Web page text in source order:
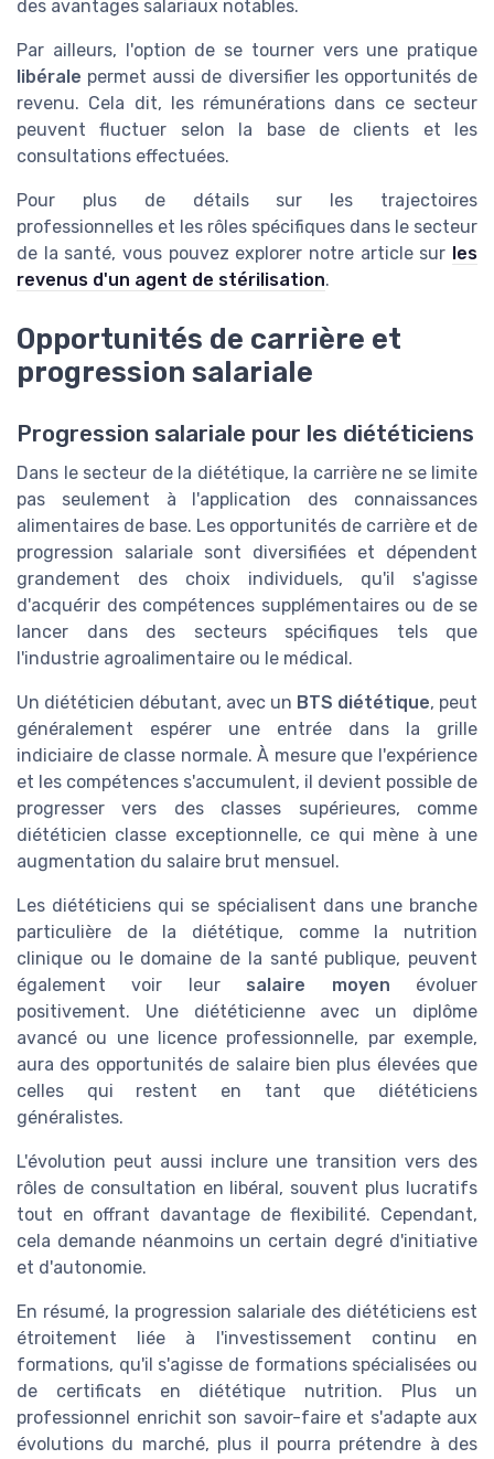
des avantages salariaux notables.
Par ailleurs, l'option de se tourner vers une pratique
libérale permet aussi de diversifier les opportunités de
revenu. Cela dit, les rémunérations dans ce secteur
peuvent fluctuer selon la base de clients et les
consultations effectuées.
Pour plus de détails sur les trajectoires
professionnelles et les rôles spécifiques dans le secteur
de la santé, vous pouvez explorer notre article sur les
revenus d'un agent de stérilisation.
Opportunités de carrière et
progression salariale
Progression salariale pour les diététiciens
Dans le secteur de la diététique, la carrière ne se limite
pas seulement à l'application des connaissances
alimentaires de base. Les opportunités de carrière et de
progression salariale sont diversifiées et dépendent
grandement des choix individuels, qu'il s'agisse
d'acquérir des compétences supplémentaires ou de se
lancer dans des secteurs spécifiques tels que
l'industrie agroalimentaire ou le médical.
Un diététicien débutant, avec un BTS diététique, peut
généralement espérer une entrée dans la grille
indiciaire de classe normale. À mesure que l'expérience
et les compétences s'accumulent, il devient possible de
progresser vers des classes supérieures, comme
diététicien classe exceptionnelle, ce qui mène à une
augmentation du salaire brut mensuel.
Les diététiciens qui se spécialisent dans une branche
particulière de la diététique, comme la nutrition
clinique ou le domaine de la santé publique, peuvent
également voir leur salaire moyen évoluer
positivement. Une diététicienne avec un diplôme
avancé ou une licence professionnelle, par exemple,
aura des opportunités de salaire bien plus élevées que
celles qui restent en tant que diététiciens
généralistes.
L'évolution peut aussi inclure une transition vers des
rôles de consultation en libéral, souvent plus lucratifs
tout en offrant davantage de flexibilité. Cependant,
cela demande néanmoins un certain degré d'initiative
et d'autonomie.
En résumé, la progression salariale des diététiciens est
étroitement liée à l'investissement continu en
formations, qu'il s'agisse de formations spécialisées ou
de certificats en diététique nutrition. Plus un
professionnel enrichit son savoir-faire et s'adapte aux
évolutions du marché, plus il pourra prétendre à des